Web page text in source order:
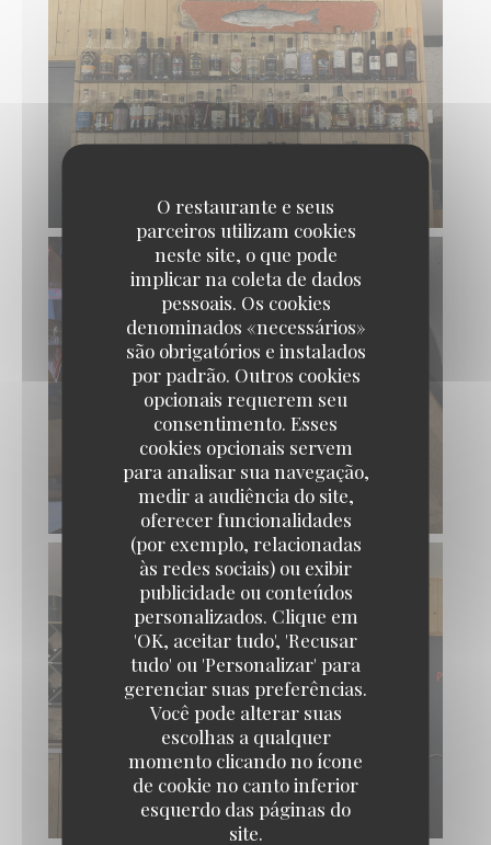
O restaurante e seus
parceiros utilizam cookies
neste site, o que pode
implicar na coleta de dados
pessoais. Os cookies
denominados «necessários»
são obrigatórios e instalados
por padrão. Outros cookies
opcionais requerem seu
consentimento. Esses
cookies opcionais servem
para analisar sua navegação,
medir a audiência do site,
oferecer funcionalidades
(por exemplo, relacionadas
às redes sociais) ou exibir
publicidade ou conteúdos
personalizados. Clique em
'OK, aceitar tudo', 'Recusar
tudo' ou 'Personalizar' para
gerenciar suas preferências.
Você pode alterar suas
escolhas a qualquer
momento clicando no ícone
de cookie no canto inferior
esquerdo das páginas do
site.